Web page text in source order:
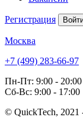
Регистрация
Москва
+7 (499) 283-66-97
Пн-Пт: 9:00 - 20:00
Сб-Вс: 9:00 - 17:00
© QuickTech, 2021